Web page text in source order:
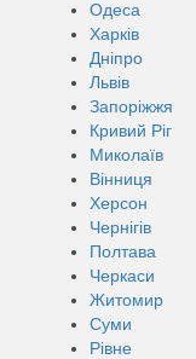
Одеса
Харків
Дніпро
Львів
Запоріжжя
Кривий Ріг
Миколаїв
Вінниця
Херсон
Чернігів
Полтава
Черкаси
Житомир
Суми
Рівне